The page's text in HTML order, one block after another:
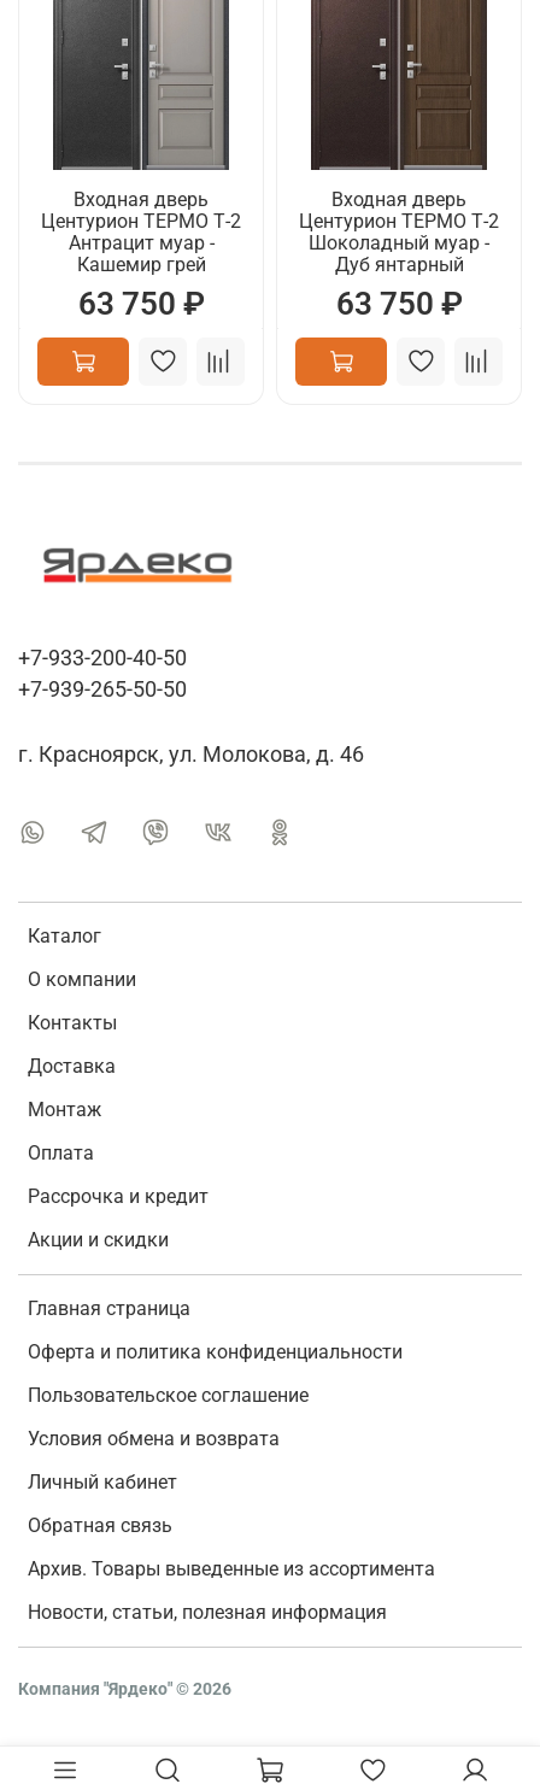
Входная дверь
Центурион ТЕРМО Т-2
Антрацит муар -
Кашемир грей
63 750 ₽
Входная дверь
Центурион ТЕРМО Т-2
Шоколадный муар -
Дуб янтарный
63 750 ₽
Каталог
О компании
Контакты
Доставка
Монтаж
Оплата
Рассрочка и кредит
Акции и скидки
Главная страница
Оферта и политика конфиденциальности
Пользовательское соглашение
Условия обмена и возврата
Личный кабинет
Обратная связь
Архив. Товары выведенные из ассортимента
Новости, статьи, полезная информация
+7-933-200-40-50
+7-939-265-50-50
г. Красноярск, ул. Молокова, д. 46
Компания "Ярдеко"©2026